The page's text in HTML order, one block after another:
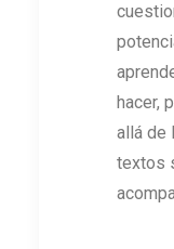
hacer,
allá de
textos